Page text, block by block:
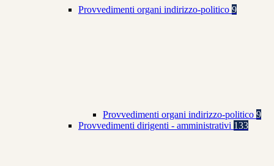
Provvedimenti organi indirizzo-politico 9
Provvedimenti organi indirizzo-politico 9
Provvedimenti dirigenti - amministrativi 133